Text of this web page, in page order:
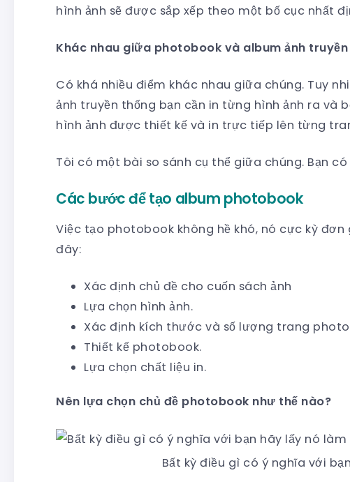
hình ảnh sẽ được sắp xếp theo một bố cục nhất
Khác nhau giữa photobook và album ảnh
Có khá nhiều điểm khác nhau giữa chúng. Tuy
ảnh truyền thống bạn cần in từng hình ảnh ra và
hình ảnh được thiết kế và in trực tiếp lên từng
Tôi có một bài so sánh cụ thể giữa chúng. Bạn
Các bước để tạo album photobook
Việc tạo photobook không hề khó, nó cực kỳ
đây:
Xác định chủ đề cho cuốn sách ảnh
Lựa chọn hình ảnh.
Xác định kích thước và số lượng trang
Thiết kế photobook.
Lựa chọn chất liệu in.
Nên lựa chọn chủ đề photobook như thế nào?
Bất kỳ điều gì có ý nghĩa với